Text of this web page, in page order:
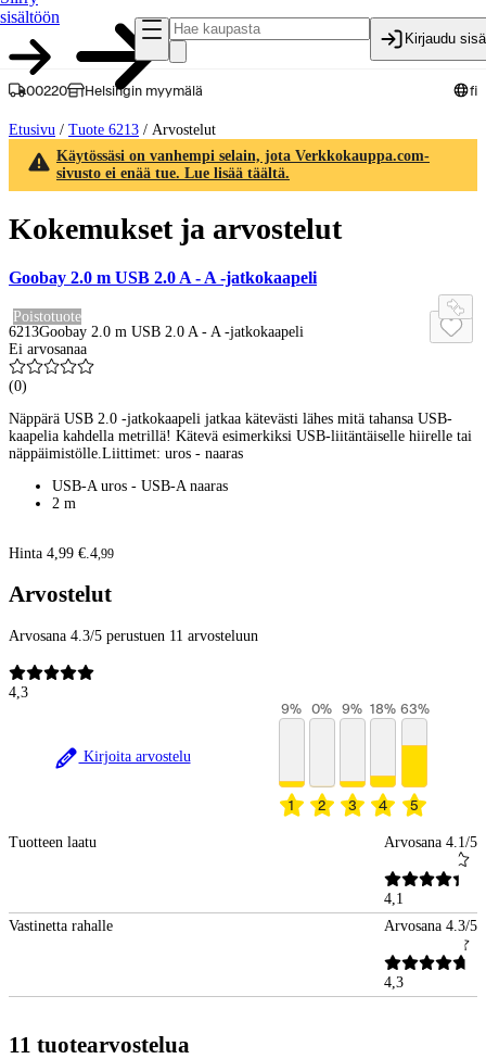
sisältöön
Kirjaudu
00220 Helsingin myymälä fi
Etusivu / Tuote 6213 / Arvostelut
Käytössäsi on vanhempi selain, jota Verkkokauppa.com-
sivusto ei enää tue. Lue lisää täältä.
Kokemukset ja arvostelut
Goobay 2.0 m USB 2.0 A - A -jatkokaapeli
Poistotuote
6213Goobay 2.0 m USB 2.0 A - A -jatkokaapeli
Ei arvosanaa
(0)
Näppärä USB 2.0 -jatkokaapeli jatkaa kätevästi lähes mitä tahansa USB-
kaapelia kahdella metrillä! Kätevä esimerkiksi USB-liitäntäiselle hiirelle tai
näppäimistölle.Liittimet: uros - naaras
USB-A uros - USB-A naaras
2 m
Hinta 4,99 €. 4,99
Arvostelut
Arvosana 4.3/5 perustuen 11 arvosteluun
4,3
Kirjoita arvostelu
1
9%
2
0%
3
9%
4
18%
5
63%
Tuotteen laatu Arvosana 4.1/5
4,1
Vastinetta rahalle
Arvosana 4.3/5
4,3
11 tuotearvostelua